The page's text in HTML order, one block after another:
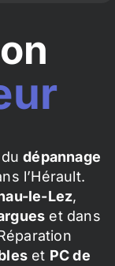
dudépannage
l’Hérault.
le-Lez,
et dans
et PC de